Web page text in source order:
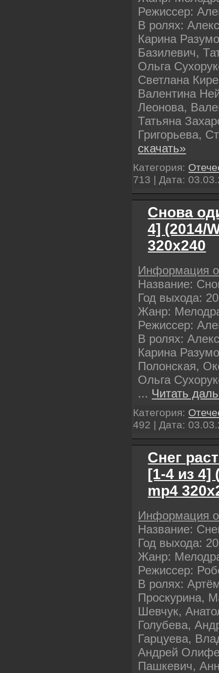
Режиссер:
В ролях:
Карина
Базилевич,
Ольга
Светлана
Валентина
Леонова,
Татьяна
Григорьева,
скачать»
Категория:
713 | Дата:
Снова
4] (2014/
320х240
Информация
Название:
Год выхода:
Жанр:
Режиссер:
В ролях:
Карина
Полонская,
Ольга
... Читать
Категория:
492 | Дата:
Снег
[1-4 из 4]
mp4
Информация
Название:
Год выхода:
Жанр:
Режиссер:
В ролях:
Проскурина,
Шевчук,
Голубева,
Гарцуева,
Андрей
Пашкевич,